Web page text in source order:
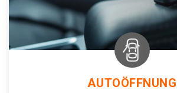
AUTOÖFFNUNG